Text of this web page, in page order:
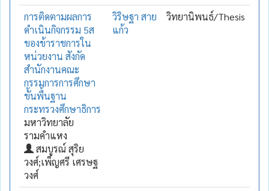
การติดตามผลการ
ดำเนินกิจกรรม 5ส
ของข้าราชการใน
หน่วยงาน สังกัด
สำนักงานคณะ
กรรมการการศึกษา
ขั้นพื้นฐาน
กระทรวงศึกษาธิการ
มหาวิทยาลัย
รามคำแหง
สมบูรณ์ สุริย
วงศ์;เพ็ญศรี เศรษฐ
วงศ์
วิริษฐา สาย
แก้ว
วิทยานิพนธ์/Thesis